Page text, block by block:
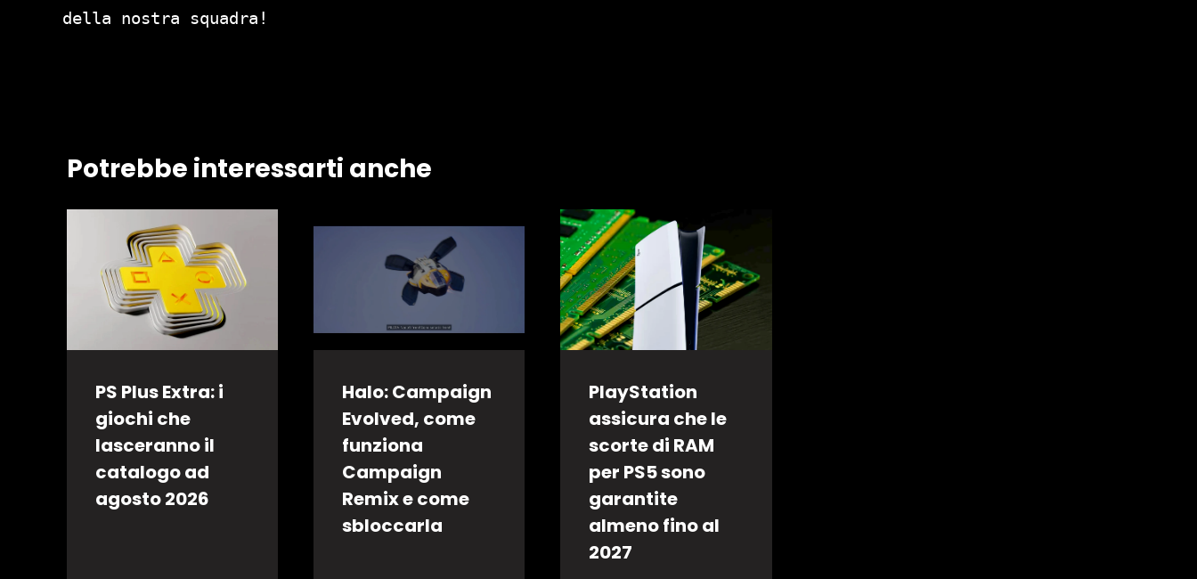
della nostra squadra!
Potrebbe interessarti anche
PS Plus Extra: i
giochi che
lasceranno il
catalogo ad
agosto 2026
Halo: Campaign
Evolved, come
funziona
Campaign
Remix e come
sbloccarla
PlayStation
assicura che le
scorte di RAM
per PS5 sono
garantite
almeno fino al
2027